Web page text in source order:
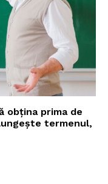
obțina prima de
termenul,